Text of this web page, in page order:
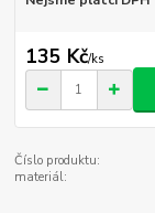
135 Kč/ks
Číslo produktu:
materiál: